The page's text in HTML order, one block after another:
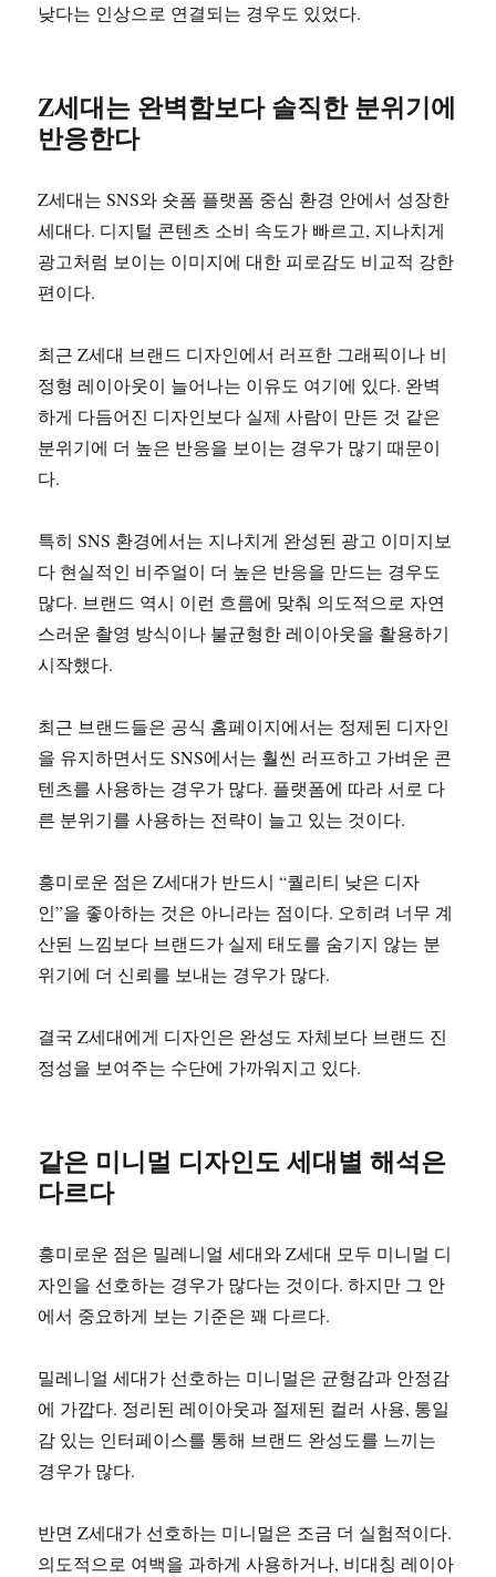
낮다는 인상으로 연결되는 경우도 있었다.
Z세대는 완벽함보다 솔직한 분위기에
반응한다
Z세대는 SNS와 숏폼 플랫폼 중심 환경 안에서 성장한
세대다. 디지털 콘텐츠 소비 속도가 빠르고, 지나치게
광고처럼 보이는 이미지에 대한 피로감도 비교적 강한
편이다.
최근 Z세대 브랜드 디자인에서 러프한 그래픽이나 비
정형 레이아웃이 늘어나는 이유도 여기에 있다. 완벽
하게 다듬어진 디자인보다 실제 사람이 만든 것 같은
분위기에 더 높은 반응을 보이는 경우가 많기 때문이
다.
특히 SNS 환경에서는 지나치게 완성된 광고 이미지보
다 현실적인 비주얼이 더 높은 반응을 만드는 경우도
많다. 브랜드 역시 이런 흐름에 맞춰 의도적으로 자연
스러운 촬영 방식이나 불균형한 레이아웃을 활용하기
시작했다.
최근 브랜드들은 공식 홈페이지에서는 정제된 디자인
을 유지하면서도 SNS에서는 훨씬 러프하고 가벼운 콘
텐츠를 사용하는 경우가 많다. 플랫폼에 따라 서로 다
른 분위기를 사용하는 전략이 늘고 있는 것이다.
흥미로운 점은 Z세대가 반드시 “퀄리티 낮은 디자
인”을 좋아하는 것은 아니라는 점이다. 오히려 너무 계
산된 느낌보다 브랜드가 실제 태도를 숨기지 않는 분
위기에 더 신뢰를 보내는 경우가 많다.
결국 Z세대에게 디자인은 완성도 자체보다 브랜드 진
정성을 보여주는 수단에 가까워지고 있다.
같은 미니멀 디자인도 세대별 해석은
다르다
흥미로운 점은 밀레니얼 세대와 Z세대 모두 미니멀 디
자인을 선호하는 경우가 많다는 것이다. 하지만 그 안
에서 중요하게 보는 기준은 꽤 다르다.
밀레니얼 세대가 선호하는 미니멀은 균형감과 안정감
에 가깝다. 정리된 레이아웃과 절제된 컬러 사용, 통일
감 있는 인터페이스를 통해 브랜드 완성도를 느끼는
경우가 많다.
반면 Z세대가 선호하는 미니멀은 조금 더 실험적이다.
의도적으로 여백을 과하게 사용하거나, 비대칭 레이아